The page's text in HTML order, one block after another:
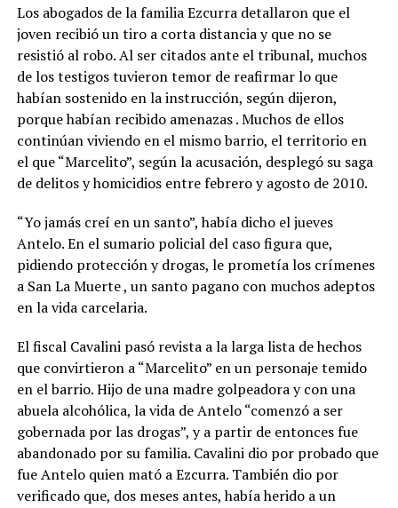
Los abogados de la familia Ezcurra detallaron que el
joven recibió un tiro a corta distancia y que no se
resistió al robo. Al ser citados ante el tribunal, muchos
de los testigos tuvieron temor de reafirmar lo que
habían sostenido en la instrucción, según dijeron,
porque habían recibido amenazas . Muchos de ellos
continúan viviendo en el mismo barrio, el territorio en
el que “Marcelito”, según la acusación, desplegó su saga
de delitos y homicidios entre febrero y agosto de 2010.
“Yo jamás creí en un santo”, había dicho el jueves
Antelo. En el sumario policial del caso figura que,
pidiendo protección y drogas, le prometía los crímenes
a San La Muerte , un santo pagano con muchos adeptos
en la vida carcelaria.
El fiscal Cavalini pasó revista a la larga lista de hechos
que convirtieron a “Marcelito” en un personaje temido
en el barrio. Hijo de una madre golpeadora y con una
abuela alcohólica, la vida de Antelo “comenzó a ser
gobernada por las drogas”, y a partir de entonces fue
abandonado por su familia. Cavalini dio por probado que
fue Antelo quien mató a Ezcurra. También dio por
verificado que, dos meses antes, había herido a un